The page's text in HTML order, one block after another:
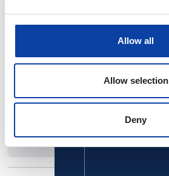
Allow all
Allow selection
Deny
Telefax: 0261 - 42 666
info(at)cafehahn.de
Hierher mit Bus/Bahn